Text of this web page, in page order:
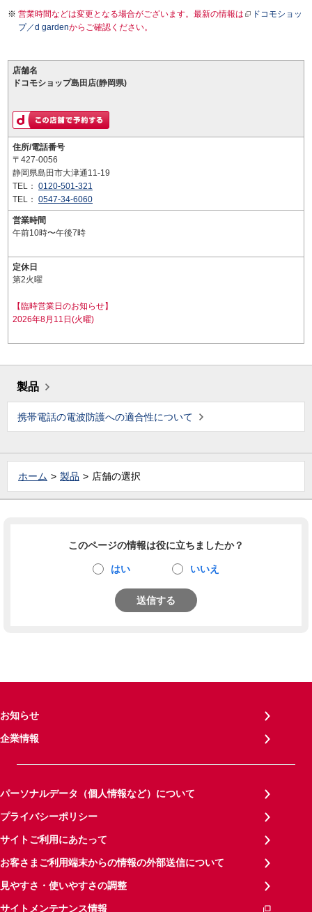
営業時間などは変更となる場合がございます。最新の情報は
ドコモショッ
プ／d gardenからご確認ください。
店舗名
ドコモショップ島田店(静岡県)
住所/電話番号
〒427-0056
静岡県島田市大津通11-19
TEL： 0120-501-321
TEL： 0547-34-6060
営業時間
午前10時〜午後7時
定休日
第2火曜
【臨時営業日のお知らせ】
2026年8月11日(火曜)
製品
携帯電話の電波防護への適合性について
ホーム 製品 店舗の選択
このページの情報は役に立ちましたか？
はい いいえ
送信する
お知らせ
企業情報
パーソナルデータ（個人情報など）について
プライバシーポリシー
サイトご利用にあたって
お客さまご利用端末からの情報の外部送信について
見やすさ・使いやすさの調整
サイトメンテナンス情報